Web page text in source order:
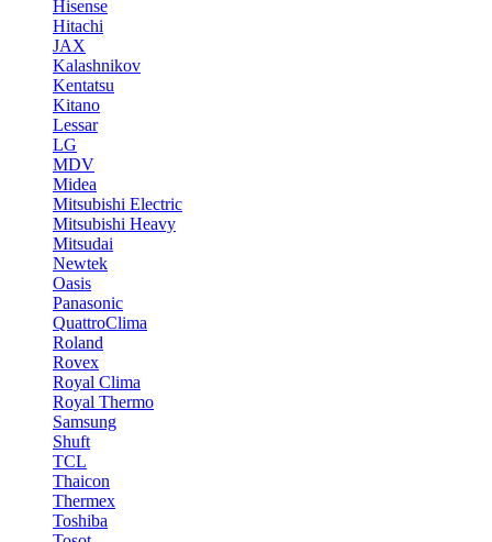
Hisense
Hitachi
JAX
Kalashnikov
Kentatsu
Kitano
Lessar
LG
MDV
Midea
Mitsubishi Electric
Mitsubishi Heavy
Mitsudai
Newtek
Oasis
Panasonic
QuattroClima
Roland
Rovex
Royal Clima
Royal Thermo
Samsung
Shuft
TCL
Thaicon
Thermex
Toshiba